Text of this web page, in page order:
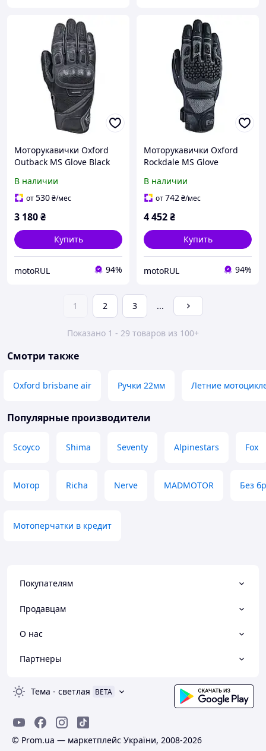
Моторукавички Oxford
Outback MS Glove Black
В наличии
от530₴/мес
3 180₴
Купить
motoRUL 94%
Моторукавички Oxford
Rockdale MS Glove
В наличии
от742₴/мес
4 452₴
Купить
motoRUL 94%
1 2 3 ...
Показано 1 - 29 товаров из 100+
Смотри также
Oxford brisbane air Ручки 22мм Летние
Популярные производители
Scoyco Shima Seventy Alpinestars Fox
Мотор Richa Nerve MADMOTOR Без
Мотоперчатки в кредит
Покупателям
Продавцам
О нас
Партнеры
Тема - светлая BETA
© Prom.ua — маркетплейс України, 2008-2026